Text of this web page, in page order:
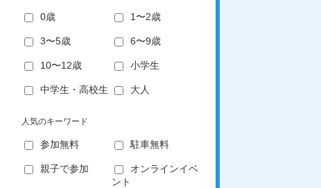
0歳 1〜2歳
3〜5歳 6〜9歳
10〜12歳 小学生
中学生・高校生 大人
人気のキーワード
参加無料 駐車無料
親子で参加
オンラインイベ
ント